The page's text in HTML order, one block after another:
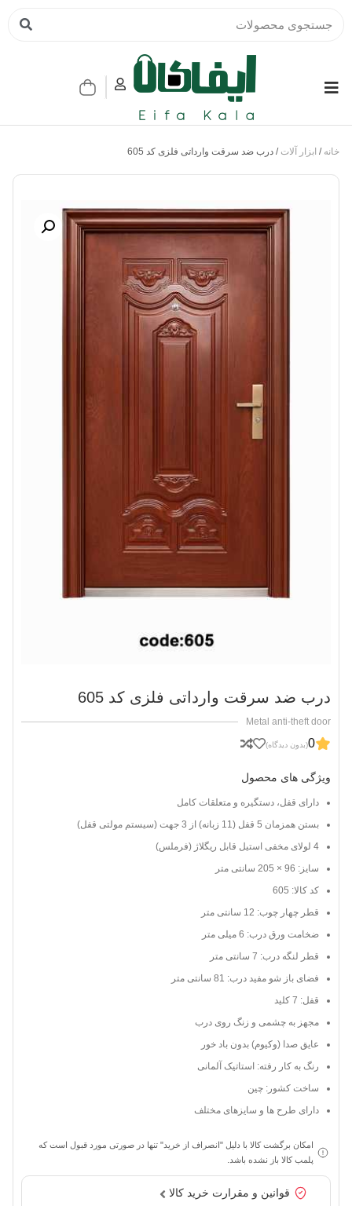
خانه / ابزار آلات / درب ضد سرقت وارداتی فلزی کد 605
درب ضد سرقت وارداتی فلزی کد 605
Metal anti-theft door
0(بدون دیدگاه)
ویژگی های محصول
دارای قفل، دستگیره و متعلقات کامل
بستن همزمان 5 قفل (11 زبانه) از 3 جهت (سیستم مولتی قفل)
4 لولای مخفی استیل قابل ریگلاژ (فرملس)
سایز: 96 × 205 سانتی متر
کد کالا: 605
قطر چهار چوب: 12 سانتی متر
ضخامت ورق درب: 6 میلی متر
قطر لنگه درب: 7 سانتی متر
فضای باز شو مفید درب: 81 سانتی متر
قفل: 7 کلید
مجهز به چشمی و زنگ روی درب
عایق صدا (وکیوم) بدون باد خور
رنگ به کار رفته: استاتیک آلمانی
ساخت کشور: چین
دارای طرح ها و سایزهای مختلف
امکان برگشت کالا با دلیل "انصراف از خرید" تنها در صورتی مورد قبول است که
پلمب کالا باز نشده باشد.
قوانین و مقرارت خرید کالا